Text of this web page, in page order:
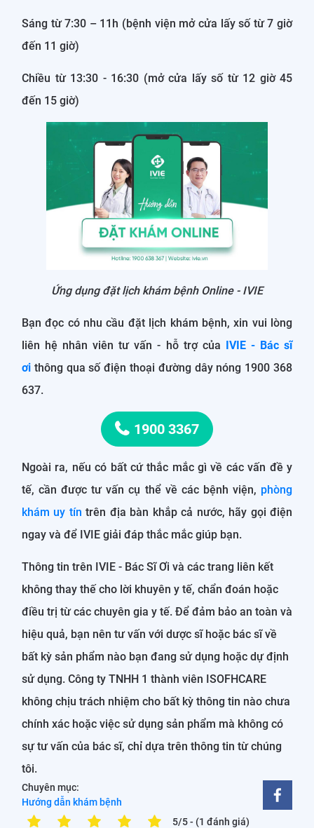
Sáng từ 7:30 – 11h (bệnh viện mở cửa lấy số từ 7 giờ
đến 11 giờ)
Chiều từ 13:30 - 16:30 (mở cửa lấy số từ 12 giờ 45
đến 15 giờ)
Ứng dụng đặt lịch khám bệnh Online - IVIE
Bạn đọc có nhu cầu đặt lịch khám bệnh, xin vui lòng
liên hệ nhân viên tư vấn - hỗ trợ của IVIE - Bác sĩ
ơi thông qua số điện thoại đường dây nóng 1900 368
637.
1900 3367
Ngoài ra, nếu có bất cứ thắc mắc gì về các vấn đề y
tế, cần được tư vấn cụ thể về các bệnh viện, phòng
khám uy tín trên địa bàn khắp cả nước, hãy gọi điện
ngay và để IVIE giải đáp thắc mắc giúp bạn.
Thông tin trên IVIE - Bác Sĩ Ơi và các trang liên kết
không thay thế cho lời khuyên y tế, chẩn đoán hoặc
điều trị từ các chuyên gia y tế. Để đảm bảo an toàn và
hiệu quả, bạn nên tư vấn với dược sĩ hoặc bác sĩ về
bất kỳ sản phẩm nào bạn đang sử dụng hoặc dự định
sử dụng. Công ty TNHH 1 thành viên ISOFHCARE
không chịu trách nhiệm cho bất kỳ thông tin nào chưa
chính xác hoặc việc sử dụng sản phẩm mà không có
sự tư vấn của bác sĩ, chỉ dựa trên thông tin từ chúng
tôi.
Chuyên mục:
Hướng dẫn khám bệnh
5/5- (1 đánh giá)